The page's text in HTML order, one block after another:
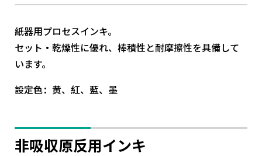
紙器用プロセスインキ。
セット・乾燥性に優れ、棒積性と耐摩擦性を具備して
います。
設定色：黄、紅、藍、墨
非吸収原反用インキ